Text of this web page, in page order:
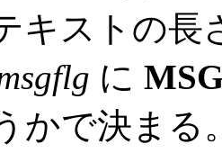
キストの長
に
かで決まる